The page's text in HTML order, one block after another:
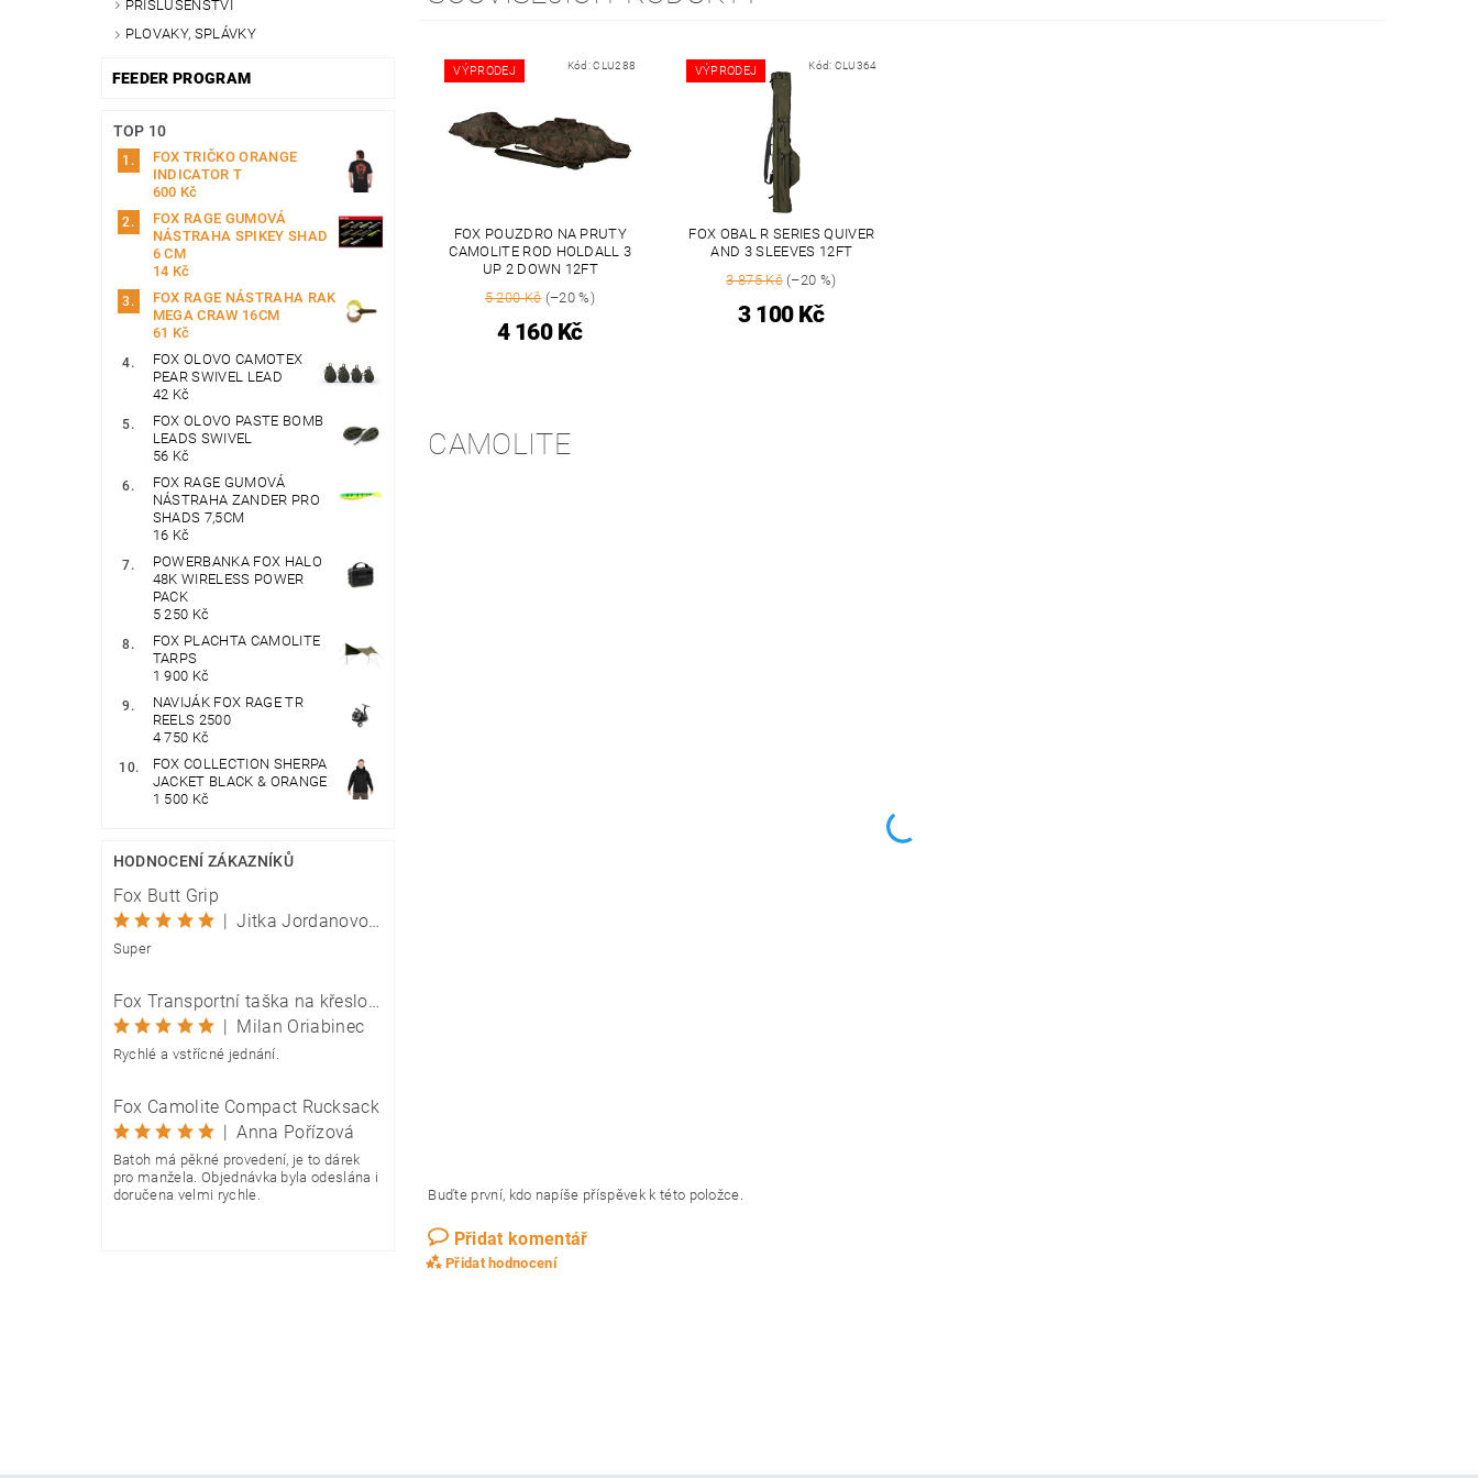
PŘÍSLUŠENSTVÍ
PLOVAKY, SPLÁVKY
FEEDER PROGRAM
TOP 10
FOX TRIČKO ORANGE
INDICATOR T
600 Kč
FOX RAGE GUMOVÁ
NÁSTRAHA SPIKEY SHAD
6 CM
14 Kč
FOX RAGE NÁSTRAHA RAK
MEGA CRAW 16CM
61 Kč
FOX OLOVO CAMOTEX
PEAR SWIVEL LEAD
42 Kč
FOX OLOVO PASTE BOMB
LEADS SWIVEL
56 Kč
FOX RAGE GUMOVÁ
NÁSTRAHA ZANDER PRO
SHADS 7,5CM
16 Kč
POWERBANKA FOX HALO
48K WIRELESS POWER
PACK
5 250 Kč
FOX PLACHTA CAMOLITE
TARPS
1 900 Kč
NAVIJÁK FOX RAGE TR
REELS 2500
4 750 Kč
FOX COLLECTION SHERPA
JACKET BLACK & ORANGE
1 500 Kč
HODNOCENÍ ZÁKAZNÍKŮ
Fox Butt Grip
|
Jitka Jordanovová
Super
Fox Transportní taška na křeslo Camolite Chair Bag
| Milan Oriabinec
Rychlé a vstřícné jednání.
Fox Camolite Compact Rucksack
| Anna Pořízová
Batoh má pěkné provedení, je to dárek
pro manžela. Objednávka byla odeslána i
doručena velmi rychle.
VÝPRODEJ Kód:CLU288
FOX POUZDRO NA PRUTY
CAMOLITE ROD HOLDALL 3
UP 2 DOWN 12FT
5 200 Kč(–20 %)
4 160 Kč
VÝPRODEJ Kód: CLU364
FOX OBAL R SERIES QUIVER
AND 3 SLEEVES 12FT
3 875 Kč(–20 %)
3 100 Kč
CAMOLITE
Buďte první, kdo napíše příspěvek k této položce.
Přidat komentář
Přidat hodnocení